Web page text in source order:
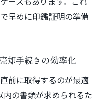
早めに印鑑証明の準備
却手続きの効率化
前に取得するのが最適
の書類が求められるた